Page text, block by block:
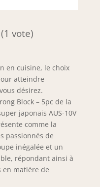
vote)
en cuisine, le choix
atteindre
désirez.
Block – 5pc de la
japonais AUS-10V
comme la
passionnés de
inégalée et un
répondant ainsi à
en matière de